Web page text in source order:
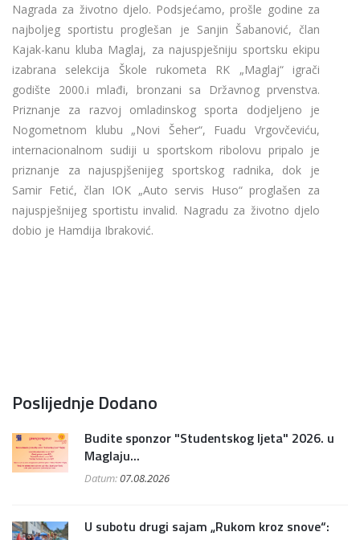
Nagrada za životno djelo. Podsjećamo, prošle godine za
najboljeg sportistu proglešan je Sanjin Šabanović, član
Kajak-kanu kluba Maglaj, za najuspješniju sportsku ekipu
izabrana selekcija Škole rukometa RK „Maglaj“ igrači
godište 2000.i mlađi, bronzani sa Državnog prvenstva.
Priznanje za razvoj omladinskog sporta dodjeljeno je
Nogometnom klubu „Novi Šeher“, Fuadu Vrgovčeviću,
internacionalnom sudiji u sportskom ribolovu pripalo je
priznanje za najuspjšenijeg sportskog radnika, dok je
Samir Fetić, član IOK „Auto servis Huso“ proglašen za
najuspješnijeg sportistu invalid. Nagradu za životno djelo
dobio je Hamdija Ibraković.
Poslijednje Dodano
Budite sponzor "Studentskog ljeta" 2026. u
Maglaju...
Datum:07.08.2026
U subotu drugi sajam „Rukom kroz snove“: